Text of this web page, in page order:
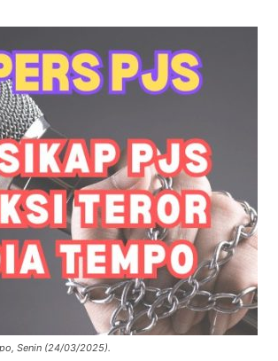
Senin (24/03/2025).